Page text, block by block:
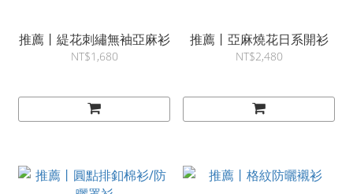
推薦丨緹花刺繡無袖亞麻衫
NT$1,680
推薦丨亞麻燒花日系開衫
NT$2,480